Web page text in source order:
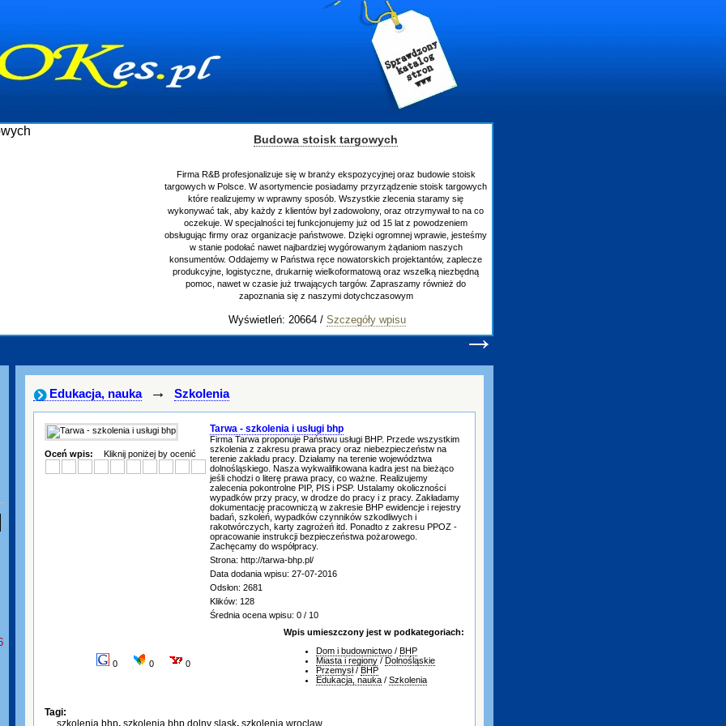
Budowa stoisk targowych
Firma R&B profesjonalizuje się w branży ekspozycyjnej oraz budowie stoisk
targowych w Polsce. W asortymencie posiadamy przyrządzenie stoisk targowych
które realizujemy w wprawny sposób. Wszystkie zlecenia staramy się
wykonywać tak, aby każdy z klientów był zadowolony, oraz otrzymywał to na co
oczekuje. W specjalności tej funkcjonujemy już od 15 lat z powodzeniem
obsługując firmy oraz organizacje państwowe. Dzięki ogromnej wprawie, jesteśmy
w stanie podołać nawet najbardziej wygórowanym żądaniom naszych
konsumentów. Oddajemy w Państwa ręce nowatorskich projektantów, zaplecze
produkcyjne, logistyczne, drukarnię wielkoformatową oraz wszelką niezbędną
pomoc, nawet w czasie już trwających targów. Zapraszamy również do
zapoznania się z naszymi dotychczasowym
Wyświetleń: 20664 / Szczegóły wpisu
→
Edukacja, nauka → Szkolenia
Oceń wpis: Kliknij poniżej by ocenić
Tarwa - szkolenia i usługi bhp
Firma Tarwa proponuje Państwu usługi BHP. Przede wszystkim
szkolenia z zakresu prawa pracy oraz niebezpieczeństw na
terenie zakładu pracy. Działamy na terenie województwa
dolnośląskiego. Nasza wykwalifikowana kadra jest na bieżąco
jeśli chodzi o literę prawa pracy, co ważne. Realizujemy
zalecenia pokontrolne PIP, PIS i PSP. Ustalamy okoliczności
wypadków przy pracy, w drodze do pracy i z pracy. Zakładamy
dokumentację pracowniczą w zakresie BHP ewidencje i rejestry
badań, szkoleń, wypadków czynników szkodliwych i
rakotwórczych, karty zagrożeń itd. Ponadto z zakresu PPOZ -
opracowanie instrukcji bezpieczeństwa pożarowego.
Zachęcamy do współpracy.
Strona: http://tarwa-bhp.pl/
Data dodania wpisu: 27-07-2016
Odsłon: 2681
Klików: 128
Średnia ocena wpisu: 0 / 10
0 0 0
Wpis umieszczony jest w podkategoriach:
Dom i budownictwo / BHP
Miasta i regiony / Dolnośląskie
Przemysł/ BHP
Edukacja, nauka / Szkolenia
Tagi:
szkolenia bhp, szkolenia bhp dolny slask, szkolenia wroclaw